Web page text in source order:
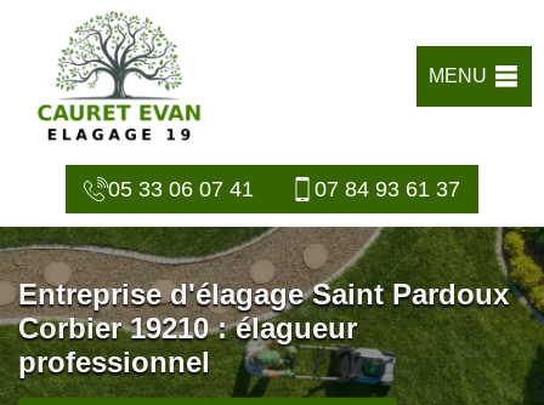
MENU
05 33 06 07 41 07 84 93 61 37
Entreprise d'élagage Saint Pardoux
Corbier 19210 : élagueur
professionnel